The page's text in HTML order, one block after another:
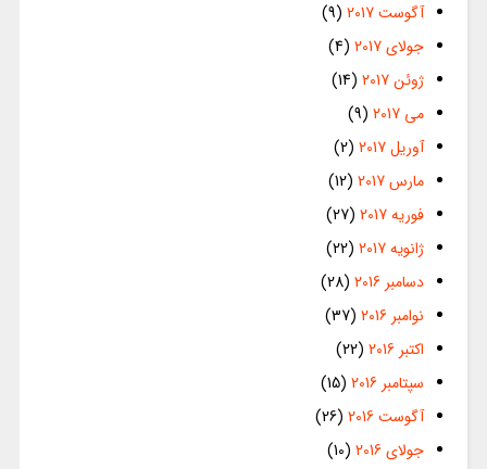
آگوست 2017
(9)
جولای 2017
(4)
ژوئن 2017
(14)
می 2017
(9)
آوریل 2017
(2)
مارس 2017
(12)
فوریه 2017
(27)
ژانویه 2017
(22)
دسامبر 2016
(28)
نوامبر 2016
(37)
اکتبر 2016
(22)
سپتامبر 2016
(15)
آگوست 2016
(26)
جولای 2016
(10)